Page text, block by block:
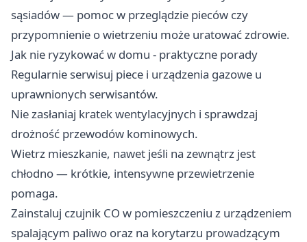
sąsiadów — pomoc w przeglądzie pieców czy
przypomnienie o wietrzeniu może uratować zdrowie.
Jak nie ryzykować w domu - praktyczne porady
Regularnie serwisuj piece i urządzenia gazowe u
uprawnionych serwisantów.
Nie zasłaniaj kratek wentylacyjnych i sprawdzaj
drożność przewodów kominowych.
Wietrz mieszkanie, nawet jeśli na zewnątrz jest
chłodno — krótkie, intensywne przewietrzenie
pomaga.
Zainstaluj czujnik CO w pomieszczeniu z urządzeniem
spalającym paliwo oraz na korytarzu prowadzącym